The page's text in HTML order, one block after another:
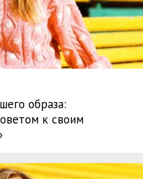
образа:
к своим